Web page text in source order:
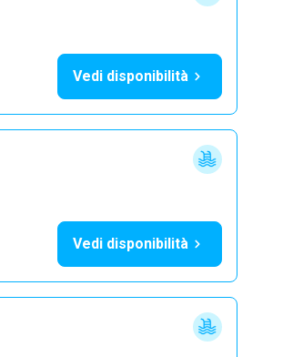
Vedi disponibilità
Vedi disponibilità